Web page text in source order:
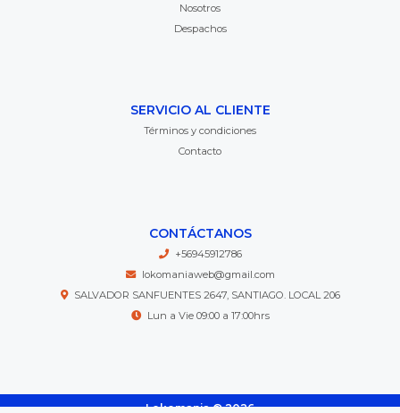
Nosotros
Despachos
SERVICIO AL CLIENTE
Términos y condiciones
Contacto
CONTÁCTANOS
+56945912786
lokomaniaweb@gmail.com
SALVADOR SANFUENTES 2647, SANTIAGO. LOCAL 206
Lun a Vie 09:00 a 17:00hrs
Lokomania © 2026